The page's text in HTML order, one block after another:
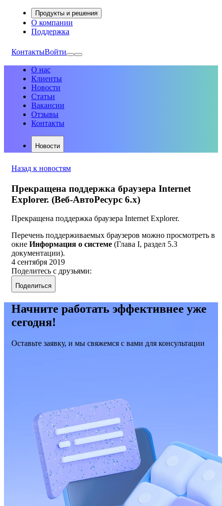
Продукты и решения
О компании
Поддержка
КонтактыВойти
О нас
Клиенты
Новости
Статьи
Вакансии
Отзывы
Контакты
Новости
Назад к новостям
Прекращена поддержка браузера Internet
Explorer. (Веб-АвтоРесурс 6.х)
Прекращена поддержка браузера Internet Explorer.
Перечень поддерживаемых браузеров можно просмотреть в
окне Информация о системе (Глава I, раздел 5.3
документации).
4 сентября 2019
Поделитесь с друзьями:
Поделиться
Начните работать эффективнее уже
сегодня!
Оставьте заявку, и мы свяжемся с вами для консультации